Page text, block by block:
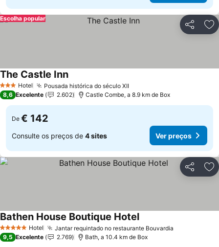
Partilhar
Escolha popular
3 EstrelasHotel Pousada histórica do século XII
The Castle Inn
8,6 Excelente 2.602 Castle Combe, a 8.9 km de Box
De € 142
Consulte os preços de 4 sites Ver preços
Partilhar
5 Estrelas Hotel Jantar requintado no restaurante Bouvardia
Bathen House Boutique Hotel
9,5 Excelente 2.769 Bath, a 10.4 km de Box